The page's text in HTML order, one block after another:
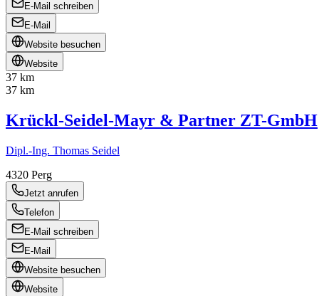
E-Mail schreiben
E-Mail
Website besuchen
Website
37 km
37 km
Krückl-Seidel-Mayr & Partner ZT-GmbH
Dipl.-Ing. Thomas Seidel
4320 Perg
Jetzt anrufen
Telefon
E-Mail schreiben
E-Mail
Website besuchen
Website